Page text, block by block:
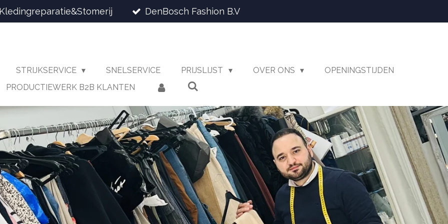
Kledingreparatie&Stomerij DenBosch Fashion B.V
STRIJKSERVICE SNELSERVICE PRIJSLIJST OVER ONS
OPENINGSTIJDEN
PRODUCTIEWERK B2B KLANTEN